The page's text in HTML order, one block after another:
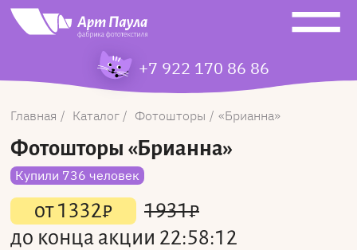
+7 922 170 86 86
Главная Каталог Фотошторы Брианна
Фотошторы «Брианна»
Купили 736 человек
от1332₽ 1931₽
до конца акции 22:58:12